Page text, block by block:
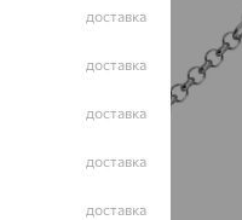
доставка
доставка
доставка
доставка
доставка